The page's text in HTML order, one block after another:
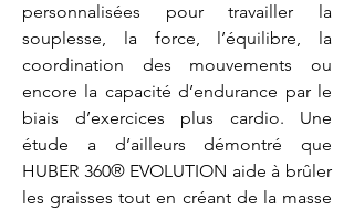
personnalisées pour travailler la
souplesse, la force, l’équilibre, la
coordination des mouvements ou
encore la capacité d’endurance par le
biais d’exercices plus cardio. Une
étude a d’ailleurs démontré que
HUBER 360® EVOLUTION aide à brûler
les graisses tout en créant de la masse